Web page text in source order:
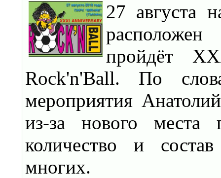
27 августа
пройдёт
Rock'n'Ball. По
мероприятия
из-за нового места
количество и
многих.